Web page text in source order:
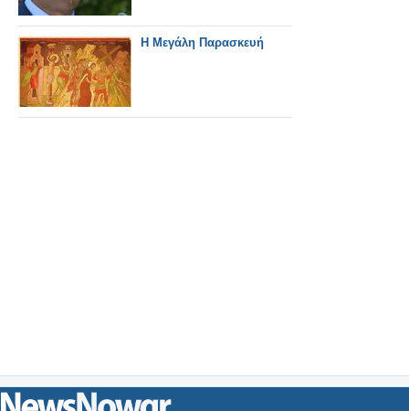
Η Μεγάλη Παρασκευή